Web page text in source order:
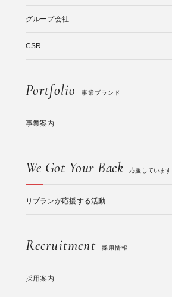
グループ会社
CSR
Portfolio 事業ブランド
事業案内
We Got Your Back 応援しています
リブランが応援する活動
Recruitment 採用情報
採用案内